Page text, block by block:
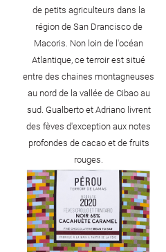
de petits agriculteurs dans la
région de San Drancisco de
Macoris. Non loin de l'océan
Atlantique, ce terroir est situé
entre des chaines montagneuses
au nord de la vallée de Cibao au
sud. Gualberto et Adriano livrent
des fèves d'exception aux notes
profondes de cacao et de fruits
rouges.